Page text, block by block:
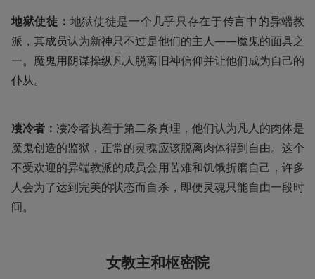
地狱使徒： 地狱使徒是一个几乎只存在于传言中的异端教
派，其成员认为新神只不过是他们的主人——魔鬼的面具之
一。魔鬼用阴谋操纵凡人脱离旧神信仰并让他们成为自己的
仆从。
凄冷者： 凄冷者执着于第二条真理，他们认为凡人的肉体是
魔鬼创造的监狱，正常的灵魂应该脱离肉体得到自由。这个
不受欢迎的异端教派的成员会用苦难和饥饿折磨自己，许多
人会为了达到完美的状态而自杀，即便灵魂只能自由一段时
间。
女教主和枢密院